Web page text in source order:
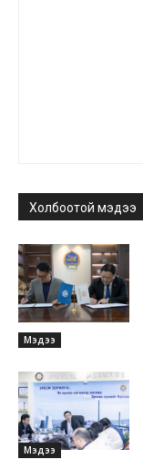
Холбоотой мэдээ
Мэдээ
Мэдээ